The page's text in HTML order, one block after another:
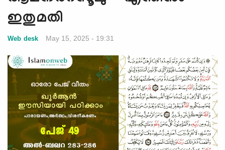
i
o
n
ഇതുമതി
Web desk May 15, 2025 - 19:31